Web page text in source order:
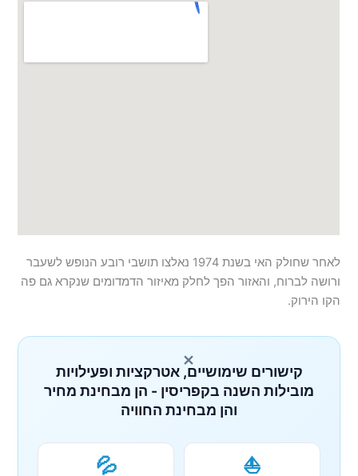
לאחר שחולק האי בשנת 1974 נאלצו תושבי רובע הנופש לשעבר
ורושה לברוח, והאזור הפך לחלק מאיזור הדמדומים שנקרא גם פה
הקו הירוק.
×
קישורים שימושיים, אטרקציות ופעילויות
מובילות השנה בקפריסין - הן מבחינת מחיר
והן מבחינת החוויה
⛵
💦